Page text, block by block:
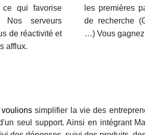
ce qui favorise
Nos serveurs
de réactivité et
afflux.
les premières
de recherche
…) Vous
voulionssimplifier la vie des
seul support. Ainsi en intégrant